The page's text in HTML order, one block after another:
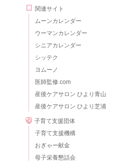
関連サイト
ムーンカレンダー
ウーマンカレンダー
シニアカレンダー
シッテク
ヨムーノ
医師監修.com
産後ケアサロン ひより青山
産後ケアサロン ひより芝浦
子育て支援団体
子育て支援機構
おぎゃー献金
母子栄養懇話会